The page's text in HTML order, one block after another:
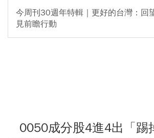
今周刊30週年特輯｜更好的台灣：回
見前瞻行動
0050成分股4進4出「踢